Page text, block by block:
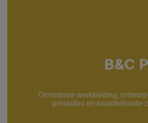
B&C
Onmisbare werkkleding,
prestaties en kwaliteitsvolle